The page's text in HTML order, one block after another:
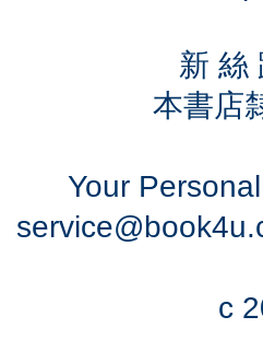
新 絲
本書店
Your
c